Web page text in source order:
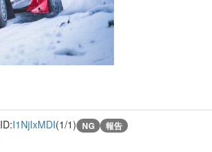
ID:I1NjIxMDI(1/1) NG 報告